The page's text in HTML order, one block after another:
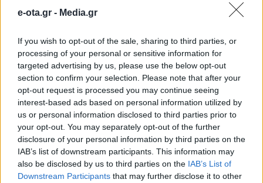
e-ota.gr - Media.gr
If you wish to opt-out of the sale, sharing to third parties, or
processing of your personal or sensitive information for
targeted advertising by us, please use the below opt-out
section to confirm your selection. Please note that after your
opt-out request is processed you may continue seeing
interest-based ads based on personal information utilized by
us or personal information disclosed to third parties prior to
your opt-out. You may separately opt-out of the further
disclosure of your personal information by third parties on the
IAB’s list of downstream participants. This information may
also be disclosed by us to third parties on the IAB’s List of
Downstream Participants that may further disclose it to other
Μπακογιάννης για Γενοκτονία
Αρμενίων: Οι Αρμένιοι της Αθήνας
θα είναι για πάντα κομμάτι μας